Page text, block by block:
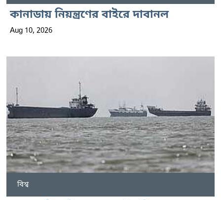
কানাডায় নিয়ন্ত্রণের বাইরে দাবানল
Aug 10, 2026
বিশ্ব